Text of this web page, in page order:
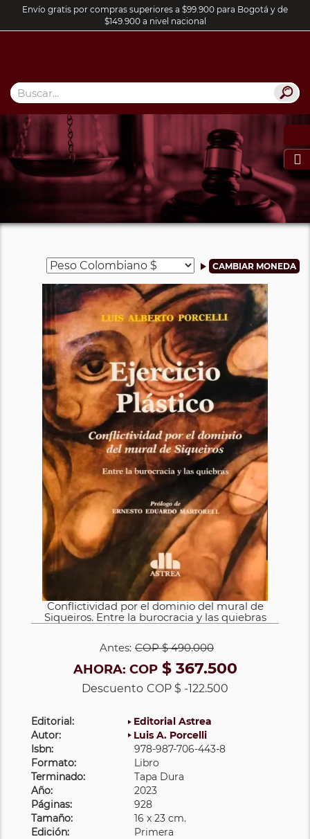
Envío gratis por compras superiores a $99.900 para Bogotá y de
$149.900 a nivel nacional

Conflictividad por el dominio del mural de
Siqueiros. Entre la burocracia y las quiebras
Antes: COP$ 490.000
AHORA: COP$ 367.500
Descuento COP $ -122.500
Editorial:
Editorial Astrea
Autor:
Luis A. Porcelli
Isbn:
978-987-706-443-8
Formato:
Libro
Terminado:
Tapa Dura
Año:
2023
Páginas:
928
Tamaño:
16 x 23 cm.
Edición:
Primera